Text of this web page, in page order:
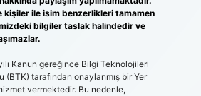
kişiler ile isim benzerlikleri tamamen
bilgiler taslak halindedir ve
Kanun gereğince Bilgi Teknolojileri
(BTK) tarafından onaylanmış bir Yer
vermektedir. Bu nedenle,